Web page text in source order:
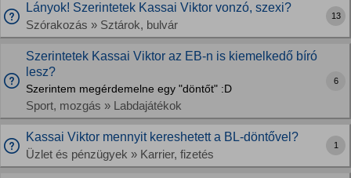
Lányok! Szerintetek Kassai Viktor vonzó, szexi?
Szórakozás » Sztárok, bulvár
13
Szerintetek Kassai Viktor az EB-n is kiemelkedő bíró
lesz?
Szerintem megérdemelne egy "döntőt" :D
Sport, mozgás » Labdajátékok
6
Kassai Viktor mennyit kereshetett a BL-döntővel?
Üzlet és pénzügyek » Karrier, fizetés
1